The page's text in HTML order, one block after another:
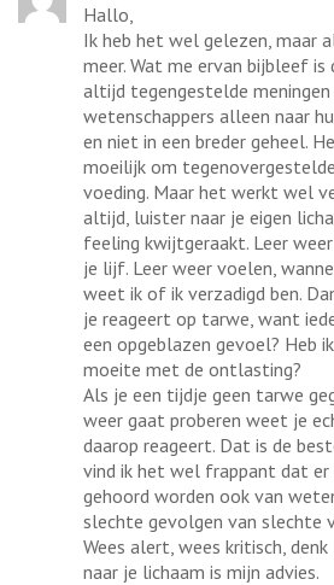
Hallo,
Ik heb het wel gelezen, maar
meer. Wat me ervan bijbleef
altijd tegengestelde meningen
wetenschappers alleen naar
en niet in een breder geheel.
moeilijk om
voeding. Maar het werkt wel
altijd, luister naar je eigen
feeling kwijtgeraakt. Leer
je lijf. Leer weer voelen,
weet ik of ik verzadigd ben.
je reageert op tarwe, want
een opgeblazen gevoel? Heb
moeite met de ontlasting?
Als je een tijdje geen tarwe
weer gaat proberen weet je
daarop reageert. Dat is de
vind ik het wel frappant dat er
gehoord worden ook van
slechte gevolgen van slechte
Wees alert, wees kritisch,
naar je lichaam is mijn advies.